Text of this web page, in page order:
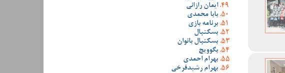
ایمان رازانی
بابا محمدی
برنامه بازی
بسکتبال
بسکتبال بانوان
بگوویچ
بهرام احمدی
بهرام رشیدفرخی